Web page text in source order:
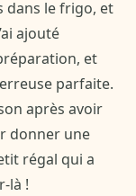
dans le frigo, et
ajouté
et
parfaite.
après avoir
donner une
régal qui a
là !